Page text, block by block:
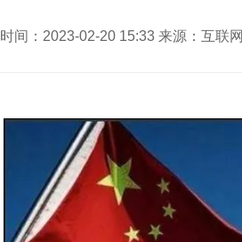
时间：2023-02-20 15:33 来源：互联网